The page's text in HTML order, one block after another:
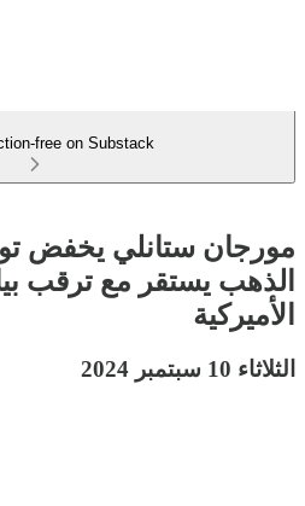
free on Substack
مورجان ستانلي يخفض
الذهب يستقر مع ترقب
الأميركية
الثلاثاء 10 سبتمبر 2024